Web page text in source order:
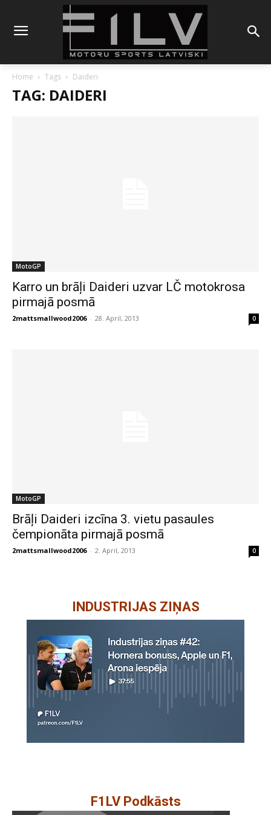
Home Tags Daideri
TAG: DAIDERI
MotoGP
Karro un brāļi Daideri uzvar LČ motokrosa
pirmajā posmā
2mattsmallwood2006 - 28. April, 2013 0
MotoGP
Brāļi Daideri izcīna 3. vietu pasaules
čempionāta pirmajā posmā
2mattsmallwood2006 - 2. April, 2013 0
INDUSTRIJAS ZIŅAS
F1LV Podkāsts